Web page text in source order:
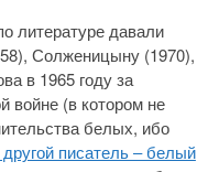
литературе давали
Солженицыну (1970),
в 1965 году за
войне (в котором не
белых, ибо
писатель ‒ белый